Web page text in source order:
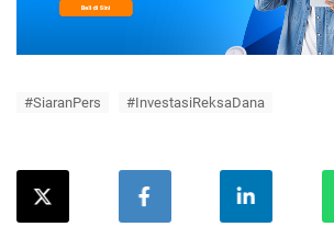
#SiaranPers #InvestasiReksaDana